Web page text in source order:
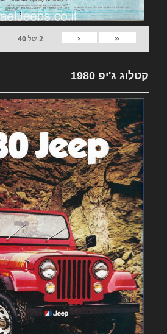
«
‹
2של40
קטלוג ג'יפ 1980